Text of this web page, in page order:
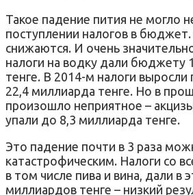
Такое падение пития не могло
поступлении налогов в
снижаются. И очень
налоги на водку дали бюджету
тенге. В 2014-м налоги выросли
22,4 миллиарда тенге. Но в
произошло неприятное –
упали до 8,3 миллиарда тенге.
Это падение почти в 3 раза
катастрофическим. Налоги со
в том числе пива и вина, дали в
миллиардов тенге – низкий